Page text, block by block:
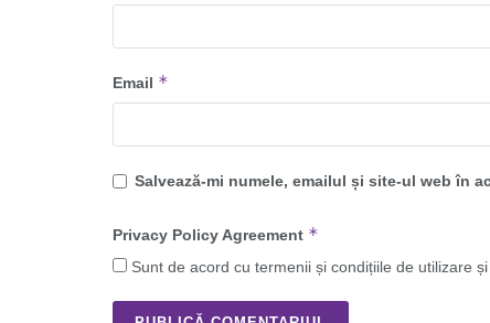
Email *
Salvează-mi numele, emailul și site-ul web în
Privacy Policy Agreement *
Sunt de acord cu termenii și condițiile de utilizare și